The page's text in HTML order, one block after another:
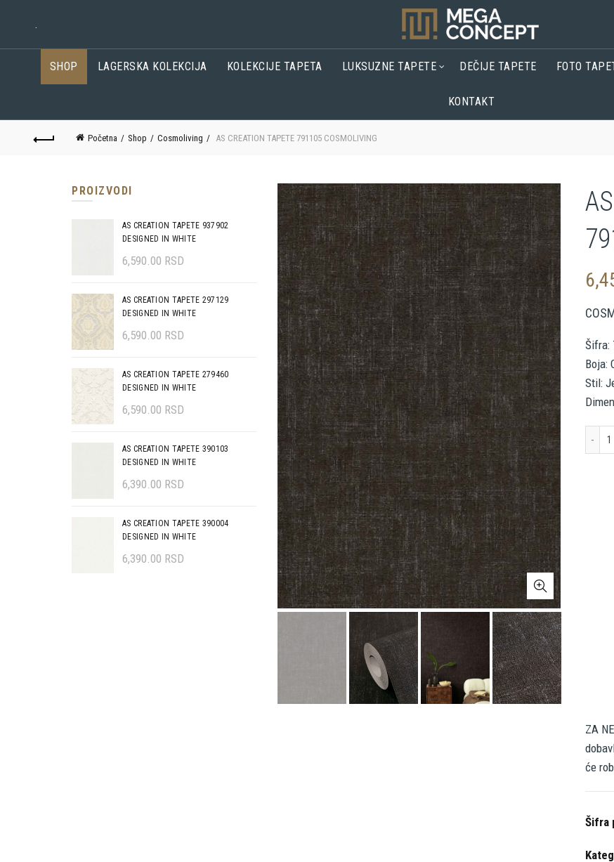
.
SHOP LAGERSKA KOLEKCIJA KOLEKCIJE TAPETA LUKSUZNE TAPETE DEČIJE TAPETE FOTO
KONTAKT
Početna Shop Cosmoliving AS CREATION TAPETE 791105 COSMOLIVING
Šifra:
Boja:
Stil:
ZA
će
Šifra
PROIZVODI
AS CREATION TAPETE 937902
DESIGNED IN WHITE
6,590.00 RSD
AS CREATION TAPETE 297129
DESIGNED IN WHITE
6,590.00 RSD
AS CREATION TAPETE 279460
DESIGNED IN WHITE
6,590.00 RSD
AS CREATION TAPETE 390103
DESIGNED IN WHITE
6,390.00 RSD
AS CREATION TAPETE 390004
DESIGNED IN WHITE
6,390.00 RSD